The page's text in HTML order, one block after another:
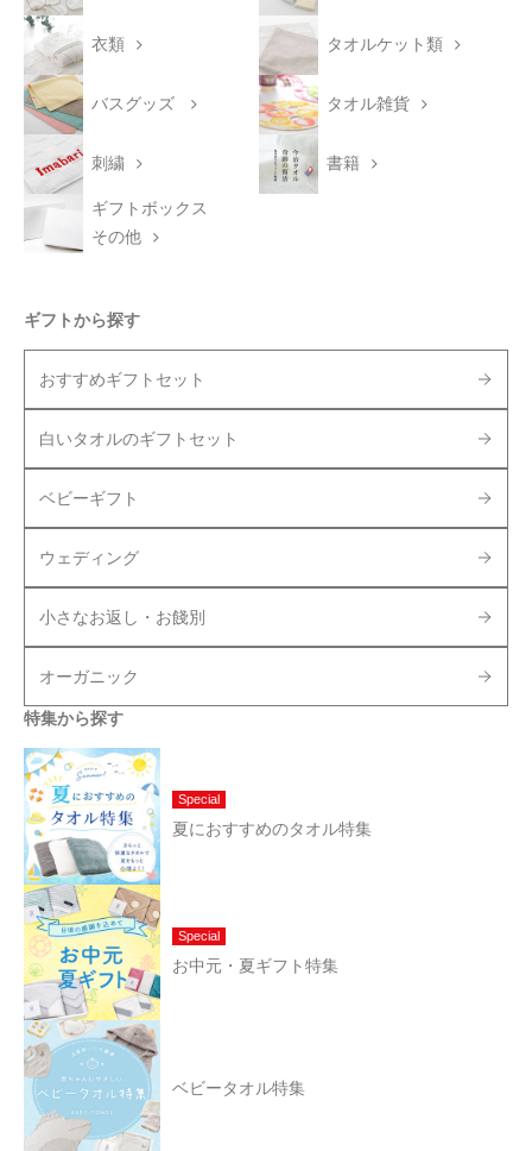
衣類 タオルケット類
バスグッズ タオル雑貨
刺繍 書籍
ギフトボックス
その他
ギフトから探す
おすすめギフトセット
白いタオルのギフトセット
ベビーギフト
ウェディング
小さなお返し・お餞別
オーガニック
特集から探す
Special
夏におすすめのタオル特集
Special
お中元・夏ギフト特集
ベビータオル特集